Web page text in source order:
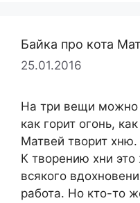
Байка про кота
25.01.2016
На три вещи можно
как горит огонь,
Матвей творит хню.
К творению хни
всякого
работа. Но кто-то